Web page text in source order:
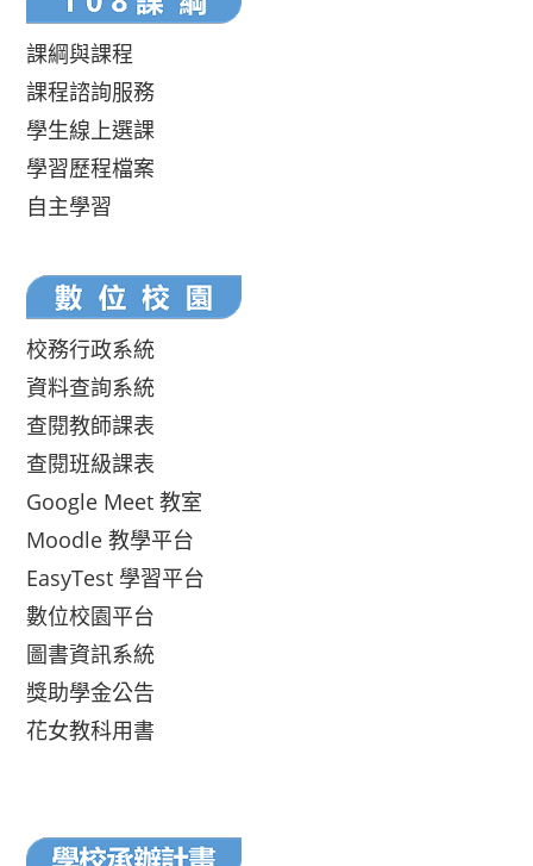
課綱與課程
課程諮詢服務
學生線上選課
學習歷程檔案
自主學習
校務行政系統
資料查詢系統
查閱教師課表
查閱班級課表
Google Meet 教室
Moodle 教學平台
EasyTest 學習平台
數位校園平台
圖書資訊系統
獎助學金公告
花女教科用書